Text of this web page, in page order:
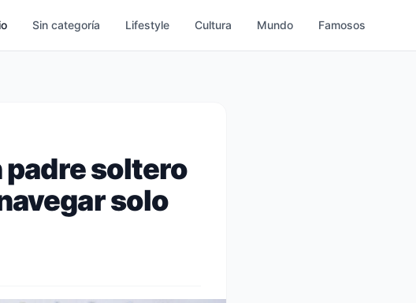
Sin categoría Lifestyle Cultura Mundo Famosos
padre soltero
solo